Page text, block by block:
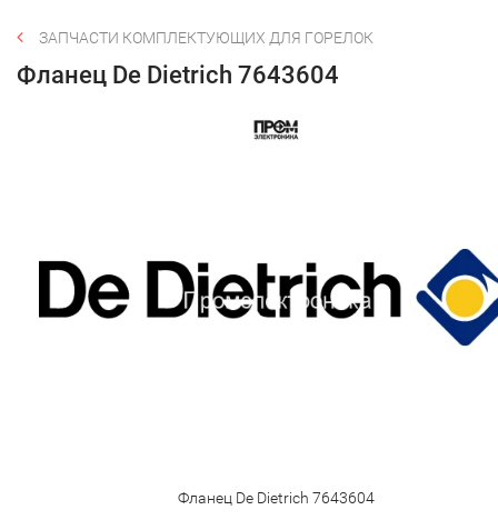
ЗАПЧАСТИ КОМПЛЕКТУЮЩИХ ДЛЯ ГОРЕЛОК
Фланец De Dietrich 7643604
Фланец De Dietrich 7643604